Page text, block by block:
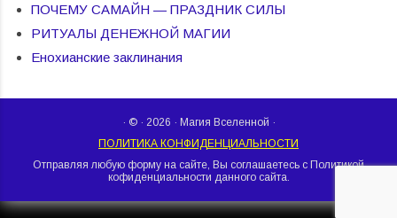
ПОЧЕМУ САМАЙН — ПРАЗДНИК СИЛЫ
РИТУАЛЫ ДЕНЕЖНОЙ МАГИИ
Енохианские заклинания
· © · 2026 · Магия Вселенной ·
ПОЛИТИКА КОНФИДЕНЦИАЛЬНОСТИ
Отправляя любую форму на сайте, Вы соглашаетесь с Политикой
кофиденциальности данного сайта.